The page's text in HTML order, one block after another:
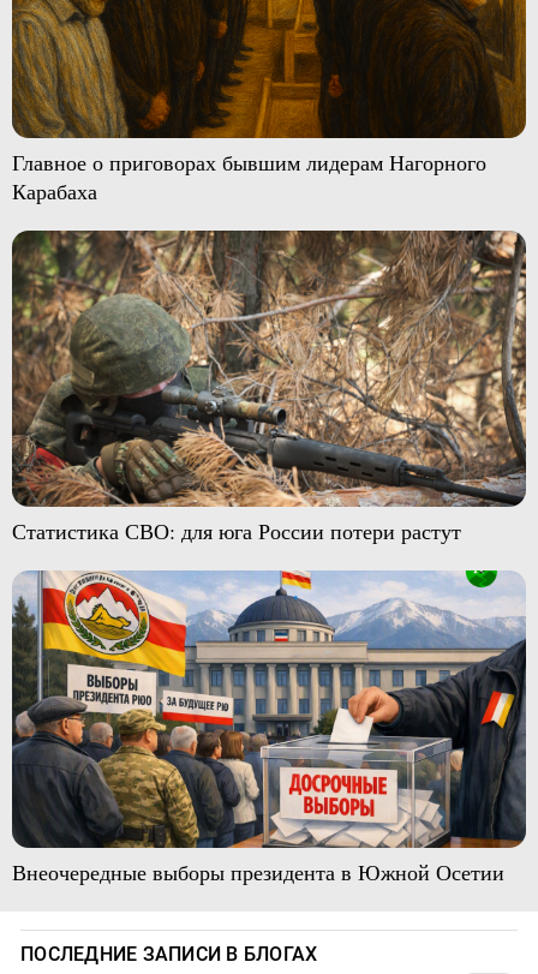
Главное о приговорах бывшим лидерам Нагорного
Карабаха
Статистика СВО: для юга России потери растут
Внеочередные выборы президента в Южной Осетии
ПОСЛЕДНИЕ ЗАПИСИ В БЛОГАХ